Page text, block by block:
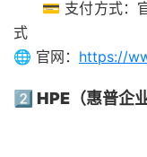
💳 支付方式：
式
🌐 官网： https://
2️⃣ HPE（惠普